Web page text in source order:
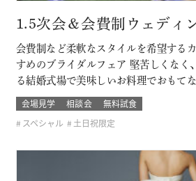
1.5次会＆会費制ウェディ
会費制など柔軟なスタイルを希望する
すめのブライダルフェア 堅苦しくなく
る結婚式場で美味しいお料理でおもて
たりに必見です！ このフェアに含まれ
会場見学 相談会
無料試食
スペシャル
土日祝限定